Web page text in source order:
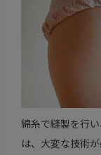
綿糸で縫製を行
は、大変な技術が